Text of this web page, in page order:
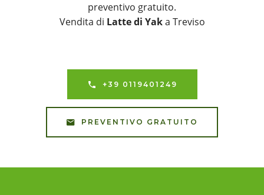
preventivo gratuito.
Vendita di Latte di Yaka Treviso
+39 0119401249
PREVENTIVO GRATUITO